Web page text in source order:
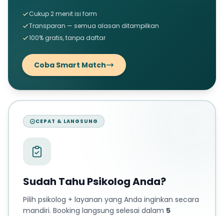
Cukup 2 menit isi form
Transparan — semua alasan ditampilkan
100% gratis, tanpa daftar
Coba Smart Match
CEPAT & LANGSUNG
Sudah Tahu Psikolog Anda?
Pilih psikolog + layanan yang Anda inginkan secara
mandiri. Booking langsung selesai dalam 5